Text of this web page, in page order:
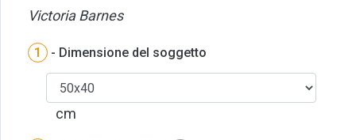
Victoria Barnes
1 - Dimensione del soggetto
cm